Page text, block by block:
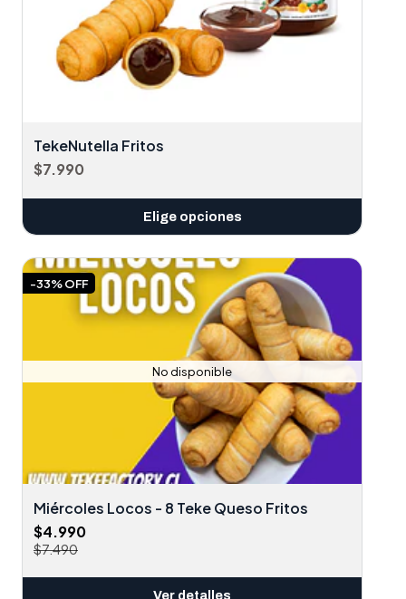
TekeNutella Fritos
$7.990
Elige opciones
-33% OFF
No disponible
Miércoles Locos - 8 Teke Queso Fritos
$4.990
$7.490
Ver detalles